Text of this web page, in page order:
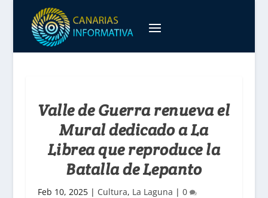
Valle de Guerra renueva el
Mural dedicado a La
Librea que reproduce la
Batalla de Lepanto
Feb 10, 2025| Cultura, La Laguna | 0